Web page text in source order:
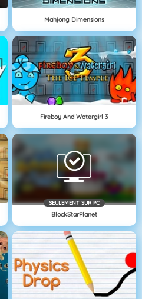
Mahjong Dimensions
Fireboy And Watergirl 3
SEULEMENT SUR PC
BlockStarPlanet